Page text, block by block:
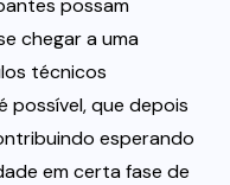
possam
chegar a uma
técnicos
possível, que depois
esperando
em certa fase de